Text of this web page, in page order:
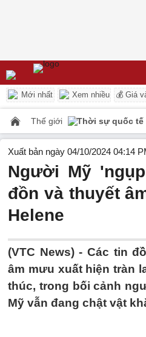
Mới nhất Xem nhiều 💰 Giá
Thế giới Thời sự quốc tế
Xuất bản ngày 04/10/2024 04:14
Người Mỹ
đồn và thuyết
Helene
(VTC News) - Các tin
âm mưu xuất hiện tràn
thúc, trong bối cảnh
Mỹ vẫn đang chật vật